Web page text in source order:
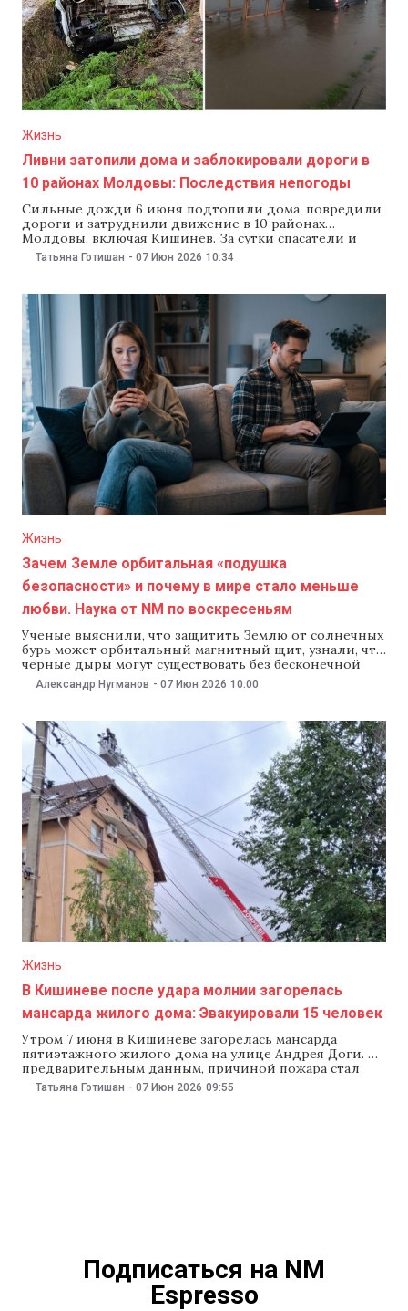
Жизнь
Ливни затопили дома и заблокировали дороги в
10 районах Молдовы: Последствия непогоды
Сильные дожди 6 июня подтопили дома, повредили
дороги и затруднили движение в 10 районах
Молдовы, включая Кишинев. За сутки спасатели и
пожарные выехали на 65 вызовов, чтобы устранить
(ГИЧС). Сильнее всего пострадал Яловенский район.
В селах Пухой, Цыпала, Гангура
Татьяна Готишан - 07 Июн 2026 10:34
Жизнь
Зачем Земле орбитальная «подушка
безопасности» и почему в мире стало меньше
любви. Наука от NM по воскресеньям
Ученые выяснили, что защитить Землю от солнечных
бурь может орбитальный магнитный щит, узнали, что
черные дыры могут существовать без бесконечной
плотности в центре, а также заявили, что
современный индивидуализм заставляет людей
еженедельном обзоре NM. Защита Земли от
солнечных бурь с
Александр Нугманов - 07 Июн 2026 10:00
Жизнь
В Кишиневе после удара молнии загорелась
мансарда жилого дома: Эвакуировали 15 человек
Утром 7 июня в Кишиневе загорелась мансарда
пятиэтажного жилого дома на улице Андрея Доги. По
предварительным данным, причиной пожара стал
удар молнии во время дождя. Об этом сообщил
Татьяна Готишан - 07 Июн 2026 09:55
Подписаться на NM
Espresso